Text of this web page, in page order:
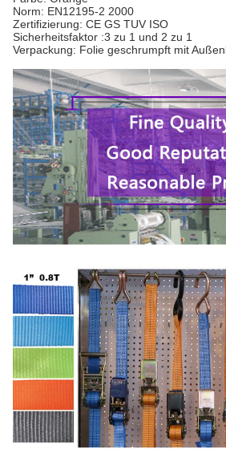
Norm: EN1 2195-2 2000
Zertifizierung: CE GS TUV ISO
Sicherheitsfaktor :3 zu 1 und 2 zu 1
Verpackung: Folie geschrumpft mit